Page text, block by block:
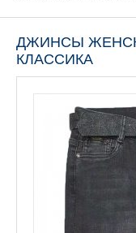
ДЖИНСЫ
КЛАССИКА